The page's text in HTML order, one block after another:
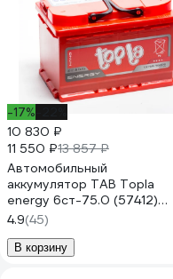
-17%
10 830 ₽
11 550 ₽13 857 ₽
Автомобильный
аккумулятор TAB Topla
energy 6ст-75.0 (57412)
108075
4.9(45)
В корзину